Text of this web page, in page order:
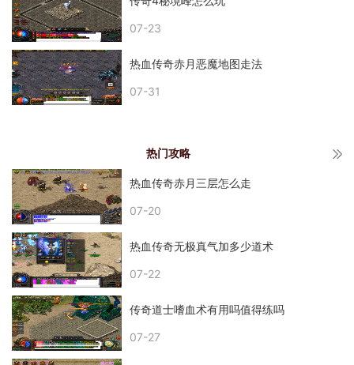
07-23
热血传奇赤月恶魔地图走法
07-31
热门攻略
热血传奇赤月三层怎么走
07-20
热血传奇无极真气加多少道术
07-22
传奇道士嗜血术有用吗值得练吗
07-27